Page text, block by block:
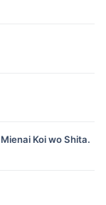
Koi wo Shita.